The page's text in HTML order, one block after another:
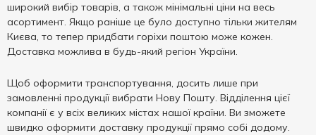
широкий вибір товарів, а також мінімальні ціни на весь
асортимент. Якщо раніше це було доступно тільки жителям
Києва, то тепер придбати горіхи поштою може кожен.
Доставка можлива в будь-який регіон України.
Щоб оформити транспортування, досить лише при
замовленні продукції вибрати Нову Пошту. Відділення цієї
компанії є у ​​всіх великих містах нашої країни. Ви зможете
швидко оформити доставку продукції прямо собі додому.